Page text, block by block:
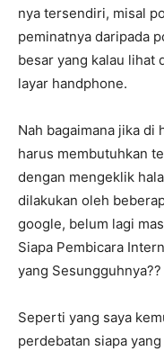
nya tersendiri, misal
peminatnya daripada
besar yang kalau lihat
layar handphone.
Nah bagaimana jika di
harus membutuhkan
dengan mengeklik
dilakukan oleh
google, belum lagi
Siapa Pembicara
yang Sesungguhnya??
Seperti yang saya
perdebatan siapa